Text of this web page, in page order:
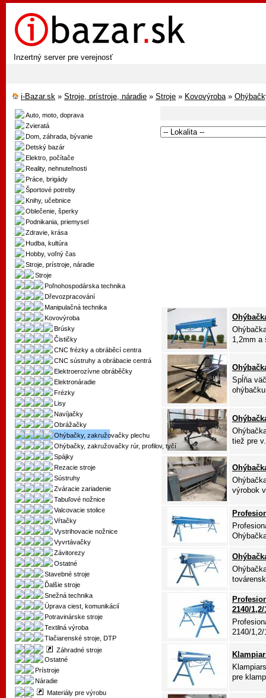
Inzertný server pre verejnosť
i-Bazar.sk » Stroje, prístroje, náradie » Stroje » Kovovýroba»
Auto, moto, doprava
Zvieratá
Dom, záhrada, bývanie
Detský bazár
Elektro, počítače
Reality, nehnuteľnosti
Práce, brigády
Športové potreby
Knihy, učebnice
Oblečenie, šperky
Podnikania, priemysel
Zdravie, krása
Hudba, kultúra
Hobby, voľný čas
Stroje, prístroje, náradie
Stroje
Poľnohospodárska technika
Dřevozpracování
Manipulačná technika
Kovovýroba
Brúsky
Čističky
CNC frézky a obráběcí centra
CNC sústruhy a obrábacie centrá
Elektroerozívne obráběčky
Elektronáradie
Frézky
Lisy
Navíjačky
Obrážačky
Ohýbačky, zakružovačky plechu
Ohýbačky, zakružovačky rúr, profilov, tyčí
Spájky
Rezacie stroje
Sústruhy
Zváracie zariadenie
Tabuľové nožnice
Valcovacie stolice
Vŕtačky
Vystrihovacie nožnice
Vyvrtávačky
Závitorezy
Ostatné
Stavebné stroje
Ďalšie stroje
Snežná technika
Úprava ciest, komunikácií
Potravinárske stroje
Textilná výroba
Tlačiarenské stroje, DTP
Záhradné stroje
Ostatné
Prístroje
Náradie
Materiály pre výrobu
1,2mm a
Spĺňa
tiež pre
výrobok
2140/1,2/
2140/
pre